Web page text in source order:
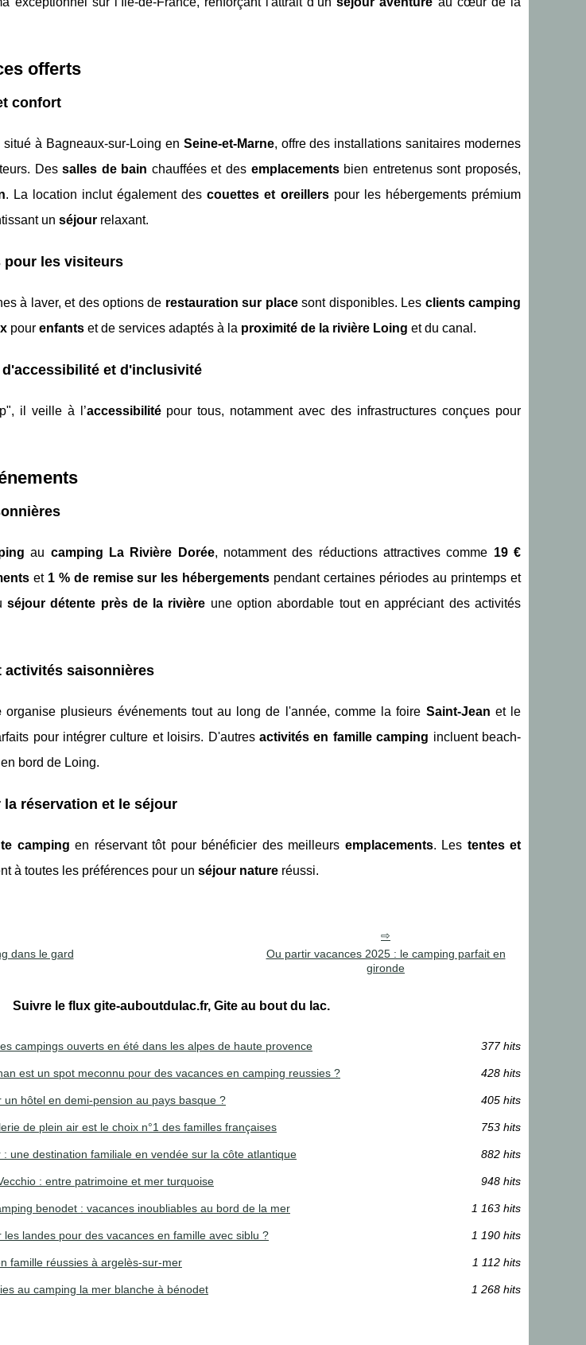
offerts
confort
situé à Bagneaux-sur-Loing en Seine-et-Marne, offre des installations sanitaires modernes
Dessalles de bain chauffées et des emplacementsbien entretenus sont proposés,
. La location inclut également descouettes et oreillerspour les hébergements prémium
un séjour relaxant.
pour les visiteurs
à laver, et des options de restauration sur placesont disponibles. Les clients camping
pour enfants et de services adaptés à la proximité de la rivière Loing et du canal.
d'accessibilité et d'inclusivité
il veille à l’accessibilitépour tous, notamment avec des infrastructures conçues pour
au camping La Rivière Dorée, notamment des réductions attractives comme 19 €
et 1 % de remise sur les hébergements pendant certaines périodes au printemps et
séjour détente près de la rivière une option abordable tout en appréciant des activités
activités saisonnières
organise plusieurs événements tout au long de l'année, comme la foire Saint-Jean et le
pour intégrer culture et loisirs. D'autresactivités en famille camping incluent beach-
bord de Loing.
réservation et le séjour
camping en réservant tôt pour bénéficier des meilleurs emplacements. Les tentes et
à toutes les préférences pour un séjour nature réussi.
dans le gard
Ou partir vacances 2025 : le camping parfait en
gironde
Suivre le flux gite-auboutdulac.fr, Gite au bout du lac.
campings ouverts en été dans les alpes de haute provence 377 hits
est un spot meconnu pour des vacances en camping reussies ? 428 hits
un hôtel en demi-pension au pays basque ? 405 hits
de plein air est le choix n°1 des familles françaises 753 hits
: une destination familiale en vendée sur la côte atlantique 882 hits
: entre patrimoine et mer turquoise 948 hits
benodet : vacances inoubliables au bord de la mer 1 163 hits
les landes pour des vacances en famille avec siblu ? 1 190 hits
famille réussies à argelès-sur-mer 1 112 hits
au camping la mer blanche à bénodet 1 268 hits